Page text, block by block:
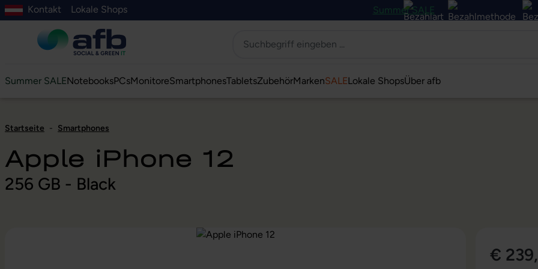
springen
Suche springen
Zur Hauptnavigation springen
Zur Navigation der B2B-Plattform springen
Kontakt Lokale Shops Summer SALE
Summer SALENotebooksPCsMonitoreSmartphonesTabletsZubehörMarkenSALELokale ShopsÜber afb
Startseite - Smartphones
Apple iPhone 12
256 GB - Black
€